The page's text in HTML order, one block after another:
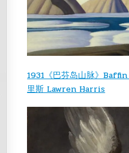
1931《巴芬岛山脉》
里斯 Lawren Harris